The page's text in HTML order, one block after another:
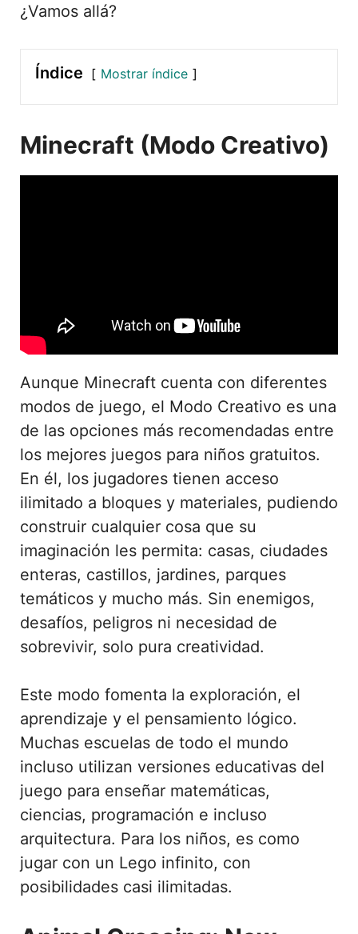
¿Vamos allá?
Índice Mostrar índice
Minecraft (modo Creativo)
Aunque Minecraft cuenta con diferentes
modos de juego, el Modo Creativo es una
de las opciones más recomendadas entre
los mejores juegos para niños gratuitos.
En él, los jugadores tienen acceso
ilimitado a bloques y materiales, pudiendo
construir cualquier cosa que su
imaginación les permita: casas, ciudades
enteras, castillos, jardines, parques
temáticos y mucho más. Sin enemigos,
desafíos, peligros ni necesidad de
sobrevivir, solo pura creatividad.
Este modo fomenta la exploración, el
aprendizaje y el pensamiento lógico.
Muchas escuelas de todo el mundo
incluso utilizan versiones educativas del
juego para enseñar matemáticas,
ciencias, programación e incluso
arquitectura. Para los niños, es como
jugar con un Lego infinito, con
posibilidades casi ilimitadas.